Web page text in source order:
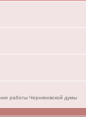
работы Черняховской думы